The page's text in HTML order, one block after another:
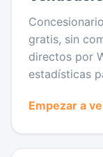
gratis, sin
directos por
estadísticas
Empezar a